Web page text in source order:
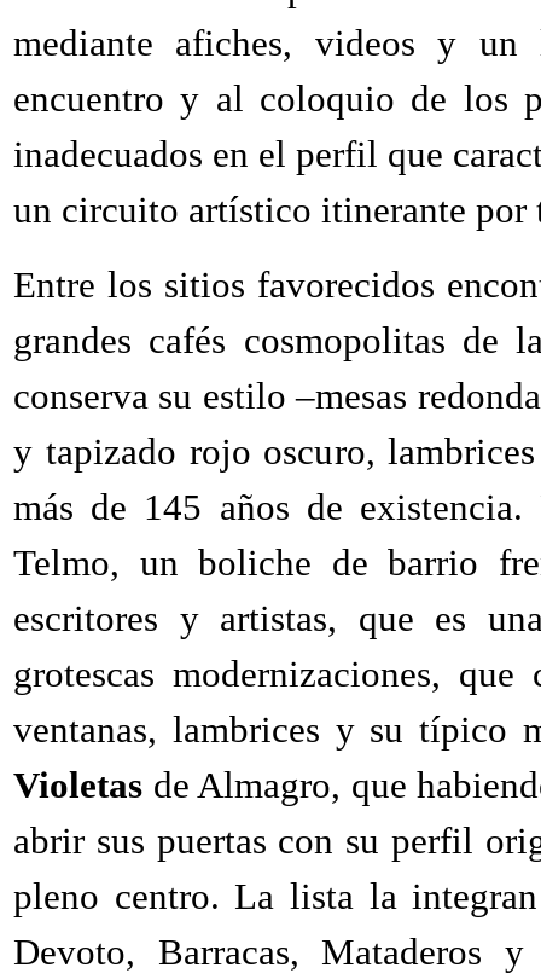
mediante afiches, videos y
encuentro y al coloquio de los
inadecuados en el perfil que
un circuito artístico itinerante por
Entre los sitios favorecidos
grandes cafés cosmopolitas de
conserva su estilo –mesas
y tapizado rojo oscuro,
más de 145 años de
Telmo, un boliche de barrio
escritores y artistas, que es
grotescas modernizaciones, que
ventanas, lambrices y su típico
Violetas de Almagro, que
abrir sus puertas con su perfil
pleno centro. La lista la
Devoto, Barracas, Mataderos